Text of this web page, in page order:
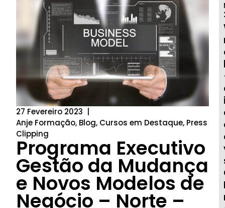
27 Fevereiro 2023
Anje Formação, Blog, Cursos em Destaque, Press
Clipping
Programa Executivo
Gestão da Mudança
e Novos Modelos de
Negócio – Norte –